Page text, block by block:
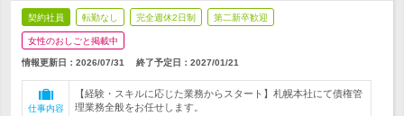
契約社員 転勤なし 完全週休2日制 第二新卒歓迎
女性のおしごと掲載中
情報更新日：2026/07/31 終了予定日： 2027/01/21
仕事内容
【経験・スキルに応じた業務からスタート】札幌本社にて債権管
理業務全般をお任せします。